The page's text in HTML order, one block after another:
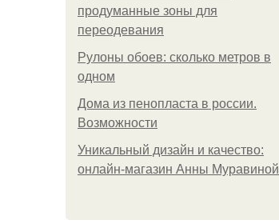
продуманные зоны для
переодевания
Рулоны обоев: сколько метров в
одном
Дома из пенопласта в россии.
Возможности
Уникальный дизайн и качество:
онлайн-магазин Анны Муравиной